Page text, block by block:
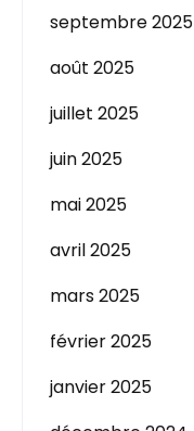
septembre 2025
août 2025
juillet 2025
juin 2025
mai 2025
avril 2025
mars 2025
février 2025
janvier 2025